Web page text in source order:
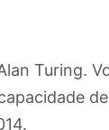
Turing.